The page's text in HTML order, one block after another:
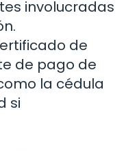
involucradas
de
de pago de
la cédula
si